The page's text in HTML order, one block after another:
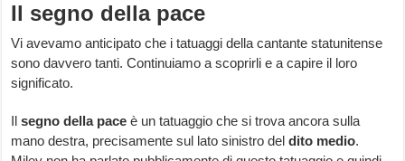
Il segno della pace
Vi avevamo anticipato che i tatuaggi della cantante statunitense
sono davvero tanti. Continuiamo a scoprirli e a capire il loro
significato.
Ilsegno della pace è un tatuaggio che si trova ancora sulla
mano destra, precisamente sul lato sinistro deldito medio.